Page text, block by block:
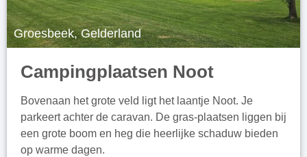
Groesbeek, Gelderland
Campingplaatsen Noot
Bovenaan het grote veld ligt het laantje Noot. Je
parkeert achter de caravan. De gras-plaatsen liggen bij
een grote boom en heg die heerlijke schaduw bieden
op warme dagen.